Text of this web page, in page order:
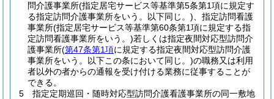
問介護事業所(指定居宅サービス等基準第5条第1項に規定す
る指定訪問介護事業所をいう。以下同じ。) 、指定訪問看護
事業所(指定居宅サービス等基準第60条第1項に規定する指
定訪問看護事業所をいう。)若しくは指定夜間対応型訪問介
護事業所(第47条第1項に規定する指定夜間対応型訪問介護
事業所をいう。以下この条において同じ。)の職務又は利用
者以外の者からの通報を受け付ける業務に従事することが
できる。
5
指定定期巡回・随時対応型訪問介護看護事業所の同一敷地